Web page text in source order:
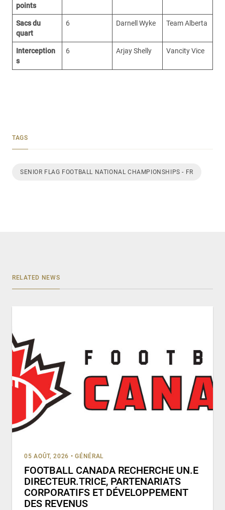
points
Sacs du
quart
6 Darnell Wyke Team Alberta
Interception
s
6 Arjay Shelly Vancity Vice
TAGS
SENIOR FLAG FOOTBALL NATIONAL CHAMPIONSHIPS - FR
RELATED NEWS
05 AOÛT, 2026 • GÉNÉRAL
FOOTBALL CANADA RECHERCHE UN.E
DIRECTEUR.TRICE, PARTENARIATS
CORPORATIFS ET DÉVELOPPEMENT
DES REVENUS